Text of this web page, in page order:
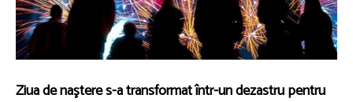
Ziua de naştere s-a transformat într-un dezastru pentru